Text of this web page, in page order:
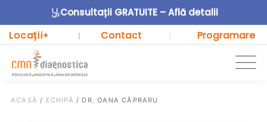
Consultații GRATUITE – Află detalii
Locații+ | Contact Programare
ACASĂ / ECHIPĂ / DR. OANA CĂPRARU